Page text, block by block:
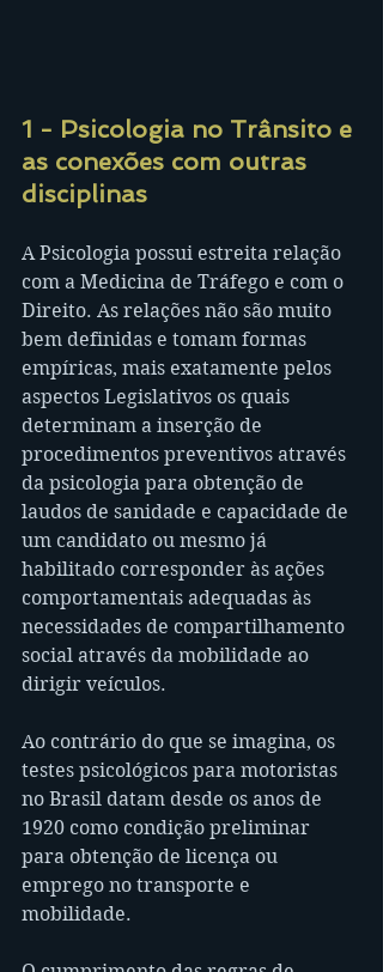
1 - Psicologia no Trânsito e
as conexões com outras
disciplinas
A Psicologia possui estreita relação
com a Medicina de Tráfego e com o
Direito. As relações não são muito
bem definidas e tomam formas
empíricas, mais exatamente pelos
aspectos Legislativos os quais
determinam a inserção de
procedimentos preventivos através
da psicologia para obtenção de
laudos de sanidade e capacidade de
um candidato ou mesmo já
habilitado corresponder às ações
comportamentais adequadas às
necessidades de compartilhamento
social através da mobilidade ao
dirigir veículos.
Ao contrário do que se imagina, os
testes psicológicos para motoristas
no Brasil datam desde os anos de
1920 como condição preliminar
para obtenção de licença ou
emprego no transporte e
mobilidade.